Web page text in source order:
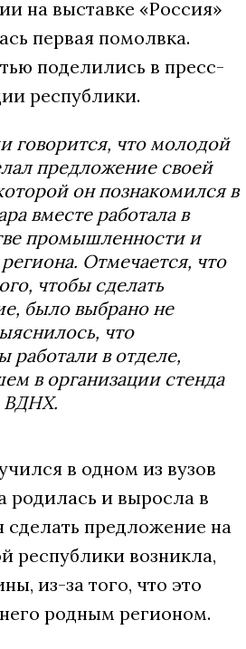
на выставке «Россия»
первая помолвка.
поделились в пресс-
республики.
говорится, что молодой
предложение своей
он познакомился в
вместе работала в
промышленности и
Отмечается, что
чтобы сделать
было выбрано не
что
в отделе,
в организации стенда
ВДНХ.
в одном из вузов
родилась и выросла в
сделать предложение на
республики возникла,
из-за того, что это
родным регионом.